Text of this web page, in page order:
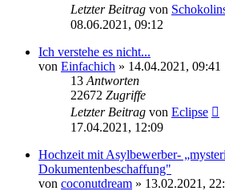
Letzter Beitrag von
08.06.2021, 09:12
Ich verstehe es nicht...
von Einfachich » 14.04.2021, 09:41
13 Antworten
22672 Zugriffe
Letzter Beitrag von Eclipse
17.04.2021, 12:09
Hochzeit mit Asylbewerber-
Dokumentenbeschaffung"
von coconutdream » 13.02.2021,